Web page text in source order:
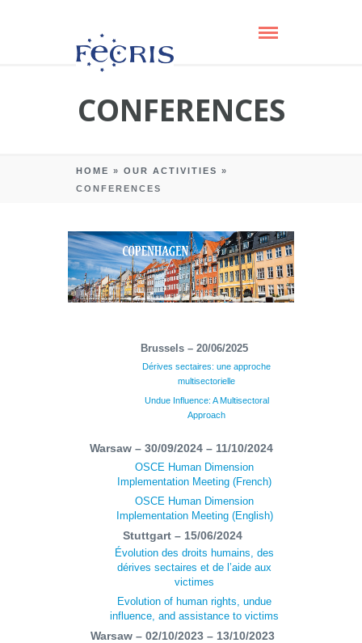
CONFERENCES
HOME » OUR ACTIVITIES »
CONFERENCES
Brussels – 20/06/2025
Dérives sectaires: une approche
multisectorielle
Undue Influence: A Multisectoral
Approach
Warsaw – 30/09/2024 – 11/10/2024
OSCE Human Dimension
Implementation Meeting (French)
OSCE Human Dimension
Implementation Meeting (English)
Stuttgart – 15/06/2024
Évolution des droits humains, des
dérives sectaires et de l’aide aux
victimes
Evolution of human rights, undue
influence, and assistance to victims
Warsaw – 02/10/2023 – 13/10/2023